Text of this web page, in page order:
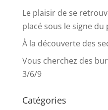
Le plaisir de se
placé sous le signe du
À la découverte des
Vous cherchez des
3/6/9
Catégories